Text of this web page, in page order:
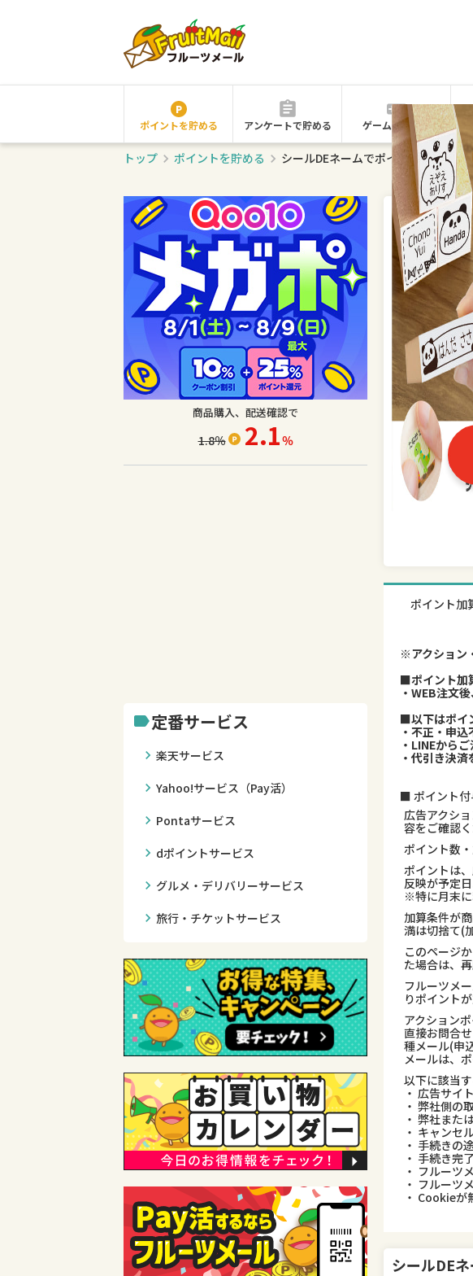
ポイントを貯める アンケートで貯める ゲームで貯める
トップ ポイントを貯める シールDEネームでポイントを貯める
商品購入、配送確認で
1.8％ 2.1％
label定番サービス
chevron_right 楽天サービス
chevron_right Yahoo!サービス（Pay活）
chevron_right Pontaサービス
chevron_right dポイントサービス
chevron_right グルメ・デリバリーサービス
chevron_right 旅行・チケットサービス
ポイント加
※アクション
■ポイント加
・WEB注文
■以下はポイ
・不正・申
・LINEから
・代引き決
■ ポイント付
広告アクシ
容をご確認く
ポイント数
ポイントは
反映が予定
※特に月末に
加算条件が
満は切捨て(
このページ
た場合は、
フルーツメ
りポイント
アクション
直接お問合
種メール(申
メールは、
以下に該当
・ 広告サイ
・ 弊社側の
・ 弊社また
・ キャンセ
・ 手続きの
・ 手続き完
・ フルーツ
・ フルーツ
・ Cookieが
シールDE